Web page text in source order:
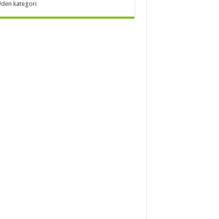
kategori